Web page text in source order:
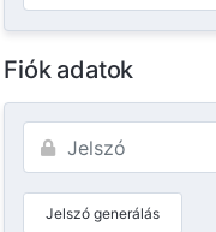
Fiók adatok
Jelszó generálás